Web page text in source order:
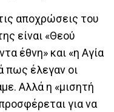
αποχρώσεις του
είναι «Θεού
έθνη» και «η Αγία
πως έλεγαν οι
Αλλά η «μισητή
για να